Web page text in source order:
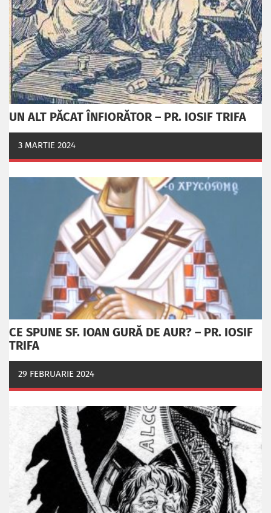
UN ALT PĂCAT ÎNFIORĂTOR – PR. IOSIF TRIFA
3 MARTIE 2024
CE SPUNE SF. IOAN GURĂ DE AUR? – PR. IOSIF
TRIFA
29 FEBRUARIE 2024